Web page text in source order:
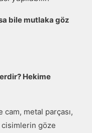
bile mutlaka göz
Hekime
metal parçası,
göze